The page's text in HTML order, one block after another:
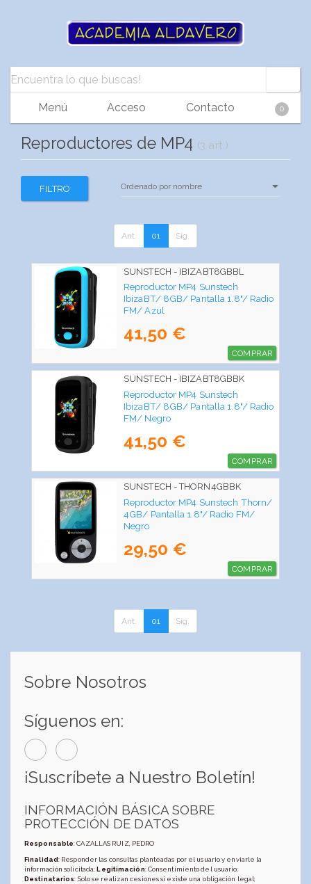
Menú Acceso Contacto 0
Reproductores de MP4 (3 art.)
FILTRO
Ant. 01 Sig.
SUNSTECH - IBIZABT8GBBL
Reproductor MP4 Sunstech
IbizaBT/ 8GB/ Pantalla 1.8"/ Radio
FM/ Azul
41,50 €
COMPRAR
SUNSTECH - IBIZABT8GBBK
Reproductor MP4 Sunstech
IbizaBT/ 8GB/ Pantalla 1.8"/ Radio
FM/ Negro
41,50 €
COMPRAR
SUNSTECH - THORN4GBBK
Reproductor MP4 Sunstech Thorn/
4GB/ Pantalla 1.8"/ Radio FM/
Negro
29,50 €
COMPRAR
Ant. 01 Sig.
Sobre Nosotros
Síguenos en:
¡Suscríbete a Nuestro Boletín!
INFORMACIÓN BÁSICA SOBRE
PROTECCIÓN DE DATOS
Responsable: CAZALLAS RUIZ, PEDRO
Finalidad: Responder las consultas planteadas por el usuario y enviarle la
información solicitada;Legitimación: Consentimiento del usuario;
Destinatarios: Solo se realizan cesiones si existe una obligación legal;